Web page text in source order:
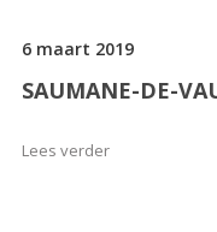
6 maart 2019
SAUMANE-DE-
Lees verder